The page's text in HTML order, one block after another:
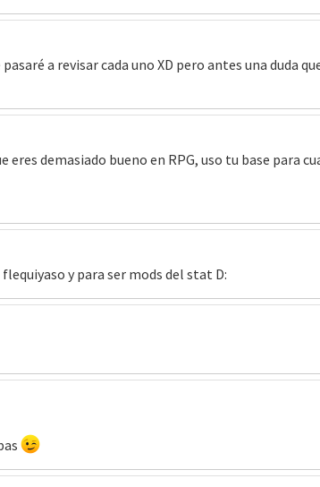
a revisar cada uno XD pero antes una duda
eres demasiado bueno en RPG, uso tu base para
y para ser mods del stat D: